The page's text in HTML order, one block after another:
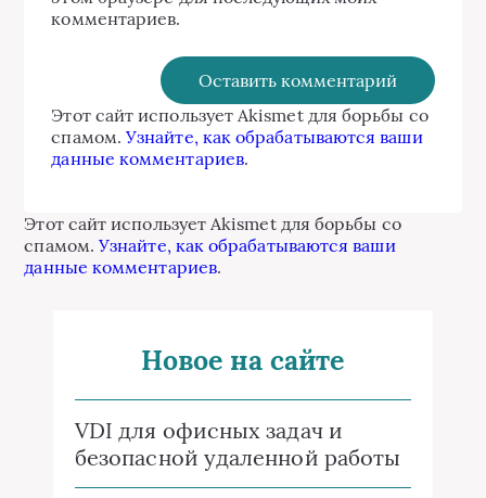
комментариев.
Этот сайт использует Akismet для борьбы со
спамом.Узнайте, как обрабатываются ваши
данные комментариев.
Этот сайт использует Akismet для борьбы со
спамом.Узнайте, как обрабатываются ваши
данные комментариев.
Новое на сайте
VDI для офисных задач и
безопасной удаленной работы